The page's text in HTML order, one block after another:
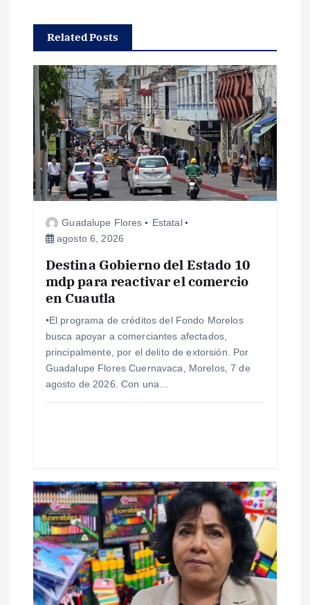
c
ó
n
d
e
s
Related Posts
Guadalupe Flores
Estatal
agosto 6, 2026
Destina Gobierno del Estado 10
mdp para reactivar el comercio
en Cuautla
•El programa de créditos del Fondo Morelos
busca apoyar a comerciantes afectados,
principalmente, por el delito de extorsión. Por
Guadalupe Flores Cuernavaca, Morelos, 7 de
agosto de 2026. Con una…